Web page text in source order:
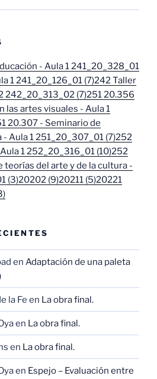
- Aula 1 241_20_328_01
1 241_20_126_01 (7)242 Taller
242_20_313_02 (7)251 20.356
las artes visuales - Aula 1
20.307 - Seminario de
Aula 1 251_20_307_01 (7)252
1 252_20_316_01 (10)252
del arte y de la cultura -
(3)20202 (9)20211 (5)20221
en Adaptación de una paleta
la Fe en La obra final.
en La obra final.
en La obra final.
en Espejo – Evaluación entre